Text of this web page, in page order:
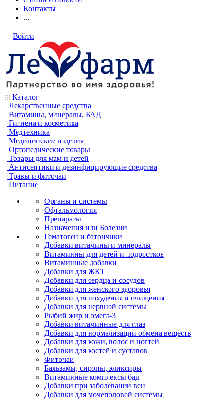
Контакты
...
Войти
Каталог
Лекарственные средства
Витамины, минералы, БАД
Гигиена и косметика
Медтехника
Медицинские изделия
Ортопедические товары
Товары для мам и детей
Антисептики и дезинфицирующие средства
Травы и фиточаи
Питание
Органы и системы
Офтальмология
Препараты
Назначения или Болезни
Гематоген и батончики
Добавки витамины и минералы
Витаминны для детей и подростков
Витаминные добавки
Добавки для ЖКТ
Добавки для сердца и сосудов
Добавки для женского здоровья
Добавки для похудения и очищения
Добавки для нервной системы
Рыбий жир и омега-3
Добавки витаминные для глаз
Добавки для нормализации обмена веществ
Добавки для кожи, волос и ногтей
Добавки для костей и суставов
Фиточаи
Бальзамы, сиропы, эликсиры
Витаминные комплексы бад
Добавки при заболевании вен
Добавки для мочеполовой системы